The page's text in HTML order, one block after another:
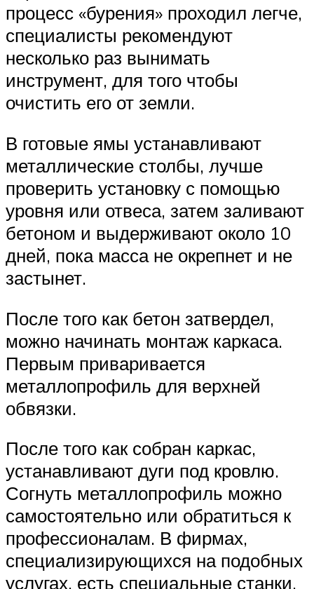
процесс «бурения» проходил легче,
специалисты рекомендуют
несколько раз вынимать
инструмент, для того чтобы
очистить его от земли.
В готовые ямы устанавливают
металлические столбы, лучше
проверить установку с помощью
уровня или отвеса, затем заливают
бетоном и выдерживают около 10
дней, пока масса не окрепнет и не
застынет.
После того как бетон затвердел,
можно начинать монтаж каркаса.
Первым приваривается
металлопрофиль для верхней
обвязки.
После того как собран каркас,
устанавливают дуги под кровлю.
Согнуть металлопрофиль можно
самостоятельно или обратиться к
профессионалам. В фирмах,
специализирующихся на подобных
услугах, есть специальные станки,